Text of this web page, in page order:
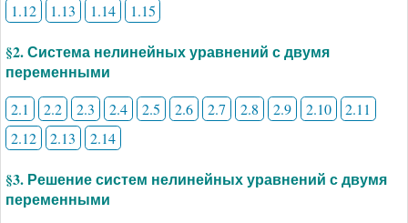
1.12
1.13 1.14 1.15
§2. Система нелинейных уравнений с двумя
переменными
2.1 2.2 2.3 2.4 2.5 2.6 2.7 2.8 2.9 2.10
2.11
2.12
2.13 2.14
§3. Решение систем нелинейных уравнений с двумя
переменными